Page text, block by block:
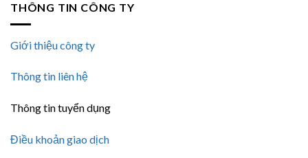
THÔNG TIN CÔNG TY
Giới thiệu công ty
Thông tin liên hệ
Thông tin tuyển dụng
Điều khoản giao dịch